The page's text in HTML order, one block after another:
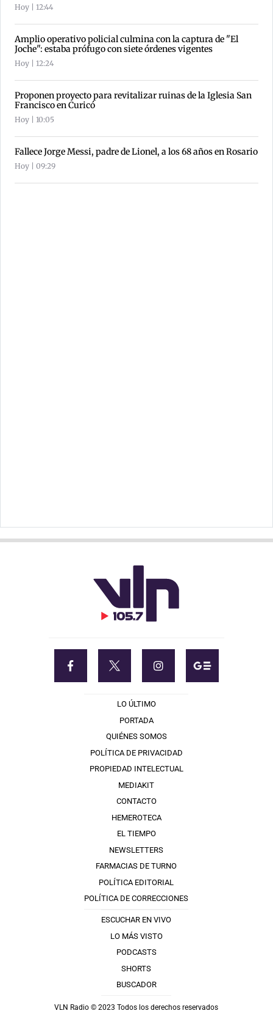
Hoy | 12:44
Amplio operativo policial culmina con la captura de "El
Joche": estaba prófugo con siete órdenes vigentes
Hoy | 12:24
Proponen proyecto para revitalizar ruinas de la Iglesia San
Francisco en Curicó
Hoy | 10:05
Fallece Jorge Messi, padre de Lionel, a los 68 años en Rosario
Hoy | 09:29
LO ÚLTIMO
PORTADA
QUIÉNES SOMOS
POLÍTICA DE PRIVACIDAD
PROPIEDAD INTELECTUAL
MEDIAKIT
CONTACTO
HEMEROTECA
EL TIEMPO
NEWSLETTERS
FARMACIAS DE TURNO
POLÍTICA EDITORIAL
POLÍTICA DE CORRECCIONES
ESCUCHAR EN VIVO
LO MÁS VISTO
PODCASTS
SHORTS
BUSCADOR
VLN Radio © 2023 Todos los derechos reservados